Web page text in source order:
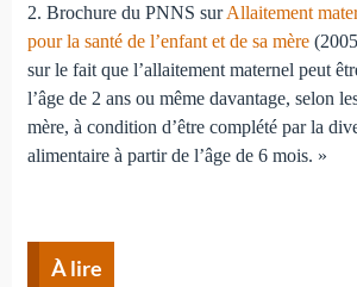
2. Brochure du PNNS surAllaitement
pour la santé de l’enfant et de sa mère
sur le fait que l’allaitement maternel peut
l’âge de 2 ans ou même davantage, selon
mère, à condition d’être complété par la
alimentaire à partir de l’âge de 6 mois. »
À lire